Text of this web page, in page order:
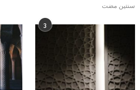
سنتين مضت
3